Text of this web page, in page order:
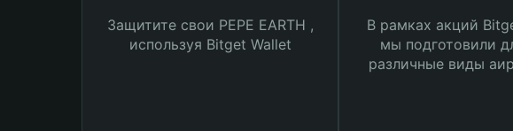
Защитите свои PEPE EARTH ,
используя Bitget Wallet
В рамках акций
мы подготовили
различные виды